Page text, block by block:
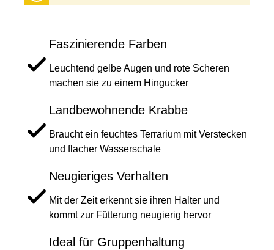
Faszinierende Farben
Leuchtend gelbe Augen und rote Scheren
machen sie zu einem Hingucker
Landbewohnende Krabbe
Braucht ein feuchtes Terrarium mit Verstecken
und flacher Wasserschale
Neugieriges Verhalten
Mit der Zeit erkennt sie ihren Halter und
kommt zur Fütterung neugierig hervor
Ideal für Gruppenhaltung